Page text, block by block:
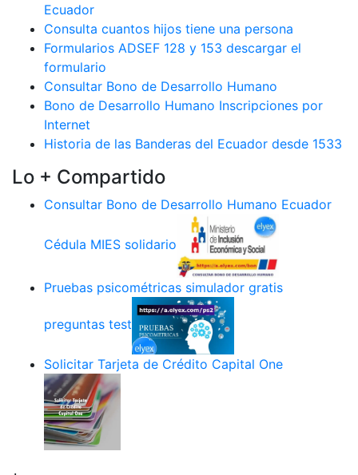
Ecuador
Consulta cuantos hijos tiene una persona
Formularios ADSEF 128 y 153 descargar el
formulario
Consultar Bono de Desarrollo Humano
Bono de Desarrollo Humano Inscripciones por
Internet
Historia de las Banderas del Ecuador desde 1533
Lo + Compartido
Consultar Bono de Desarrollo Humano Ecuador
Cédula MIES solidario
Pruebas psicométricas simulador gratis
preguntas test
Solicitar Tarjeta de Crédito Capital One
.